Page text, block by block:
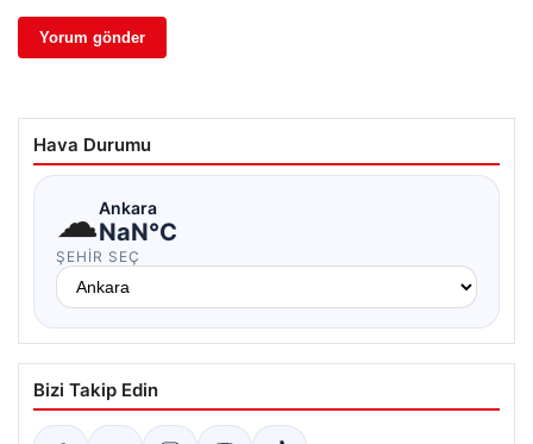
Hava Durumu
☁Ankara
NaN°C
ŞEHIR SEÇ
Bizi Takip Edin